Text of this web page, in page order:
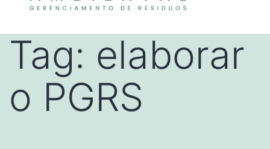
Tag: elaborar
o PGRS